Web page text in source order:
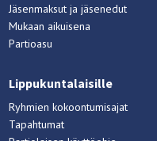
Jäsenmaksut ja jäsenedut
Mukaan aikuisena
Partioasu
Lippukuntalaisille
Ryhmien kokoontumisajat
Tapahtumat